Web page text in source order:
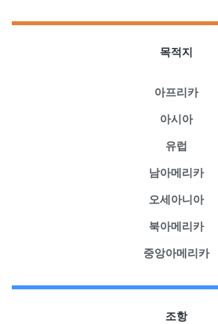
목적지
아프리카
아시아
유럽
남아메리카
오세아니아
북아메리카
중앙아메리카
조항